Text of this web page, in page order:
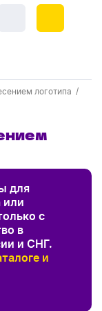
логотипа
для
или
с
в
и СНГ.
и